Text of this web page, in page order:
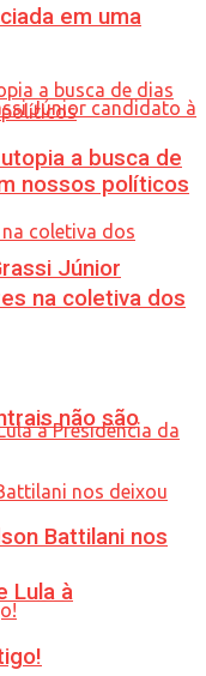
Júnior
Lula à
em uma
a busca de
nossos políticos
na coletiva dos
não são
Battilani nos